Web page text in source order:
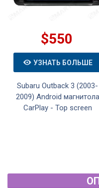
$550
УЗНАТЬ БОЛЬШЕ
Subaru Outback 3 (2003-
2009) Android магнитола
CarPlay - Top screen